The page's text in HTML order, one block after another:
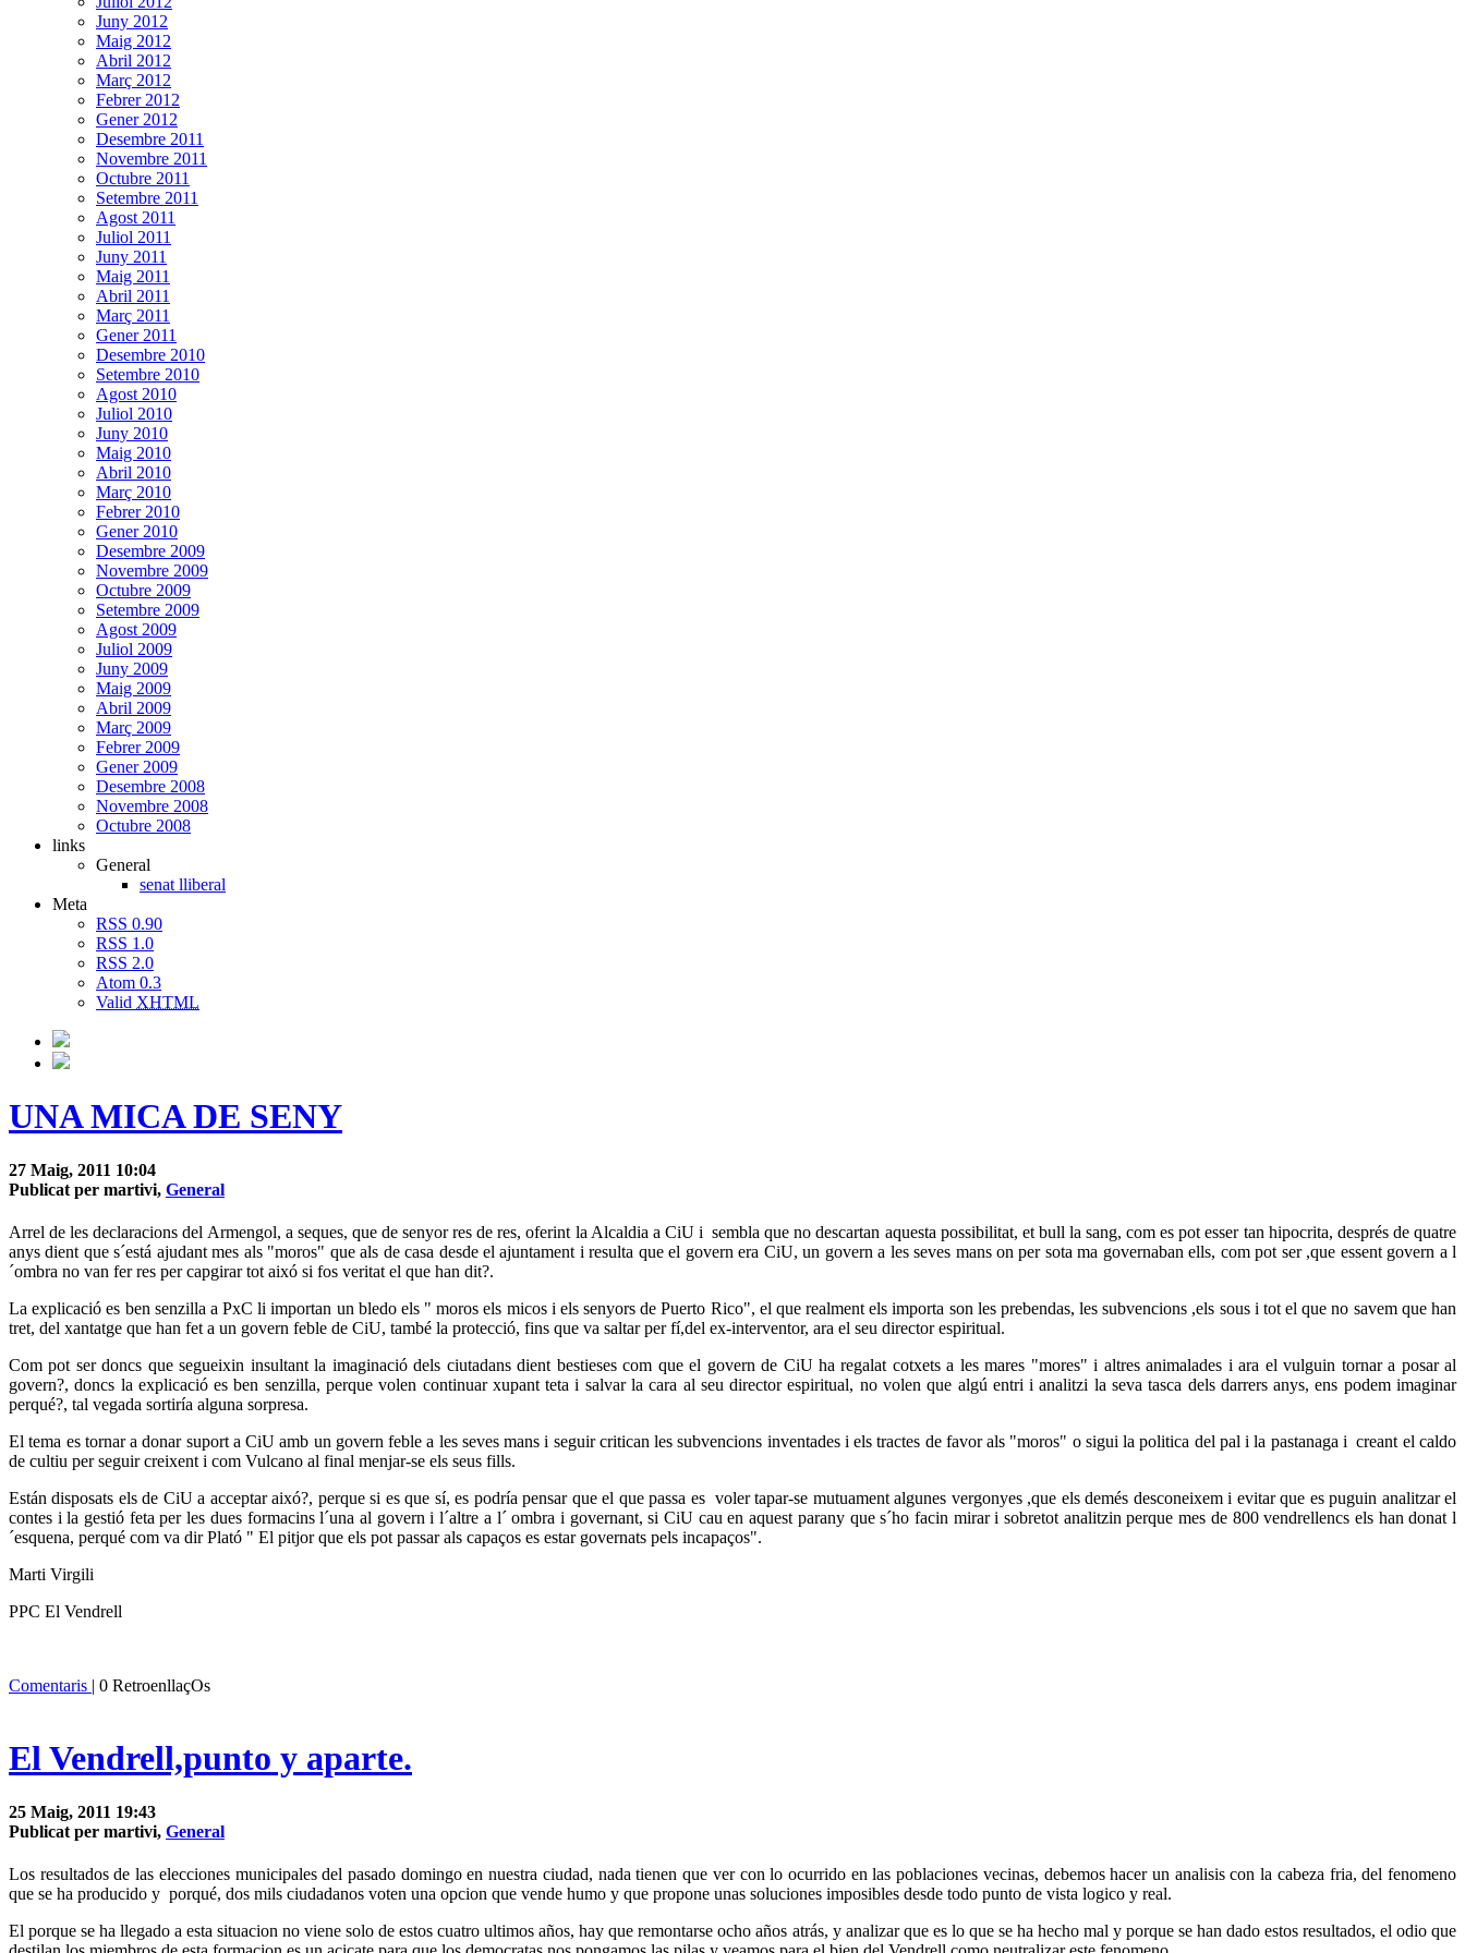
Juny 2012
Maig 2012
Abril 2012
Març 2012
Febrer 2012
Gener 2012
Desembre 2011
Novembre 2011
Octubre 2011
Setembre 2011
Agost 2011
Juliol 2011
Juny 2011
Maig 2011
Abril 2011
Març 2011
Gener 2011
Desembre 2010
Setembre 2010
Agost 2010
Juliol 2010
Juny 2010
Maig 2010
Abril 2010
Març 2010
Febrer 2010
Gener 2010
Desembre 2009
Novembre 2009
Octubre 2009
Setembre 2009
Agost 2009
Juliol 2009
Juny 2009
Maig 2009
Abril 2009
Març 2009
Febrer 2009
Gener 2009
Desembre 2008
Novembre 2008
Octubre 2008
links
General
senat lliberal
Meta
RSS 0.90
RSS 1.0
RSS 2.0
Atom 0.3
Valid XHTML
UNA MICA DE SENY
27 Maig, 2011 10:04
Publicat per martivi, General
Arrel de les declaracions del Armengol, a seques, que de senyor res de res, oferint la Alcaldia a CiU i sembla que no descartan aquesta possibilitat, et bull la sang, com es pot esser tan hipocrita, després de quatre
anys dient que s´está ajudant mes als "moros" que als de casa desde el ajuntament i resulta que el govern era CiU, un govern a les seves mans on per sota ma governaban ells, com pot ser ,que essent govern a l
´ombra no van fer res per capgirar tot aixó si fos veritat el que han dit?.
La explicació es ben senzilla a PxC li importan un bledo els " moros els micos i els senyors de Puerto Rico", el que realment els importa son les prebendas, les subvencions ,els sous i tot el que no savem que han
tret, del xantatge que han fet a un govern feble de CiU, també la protecció, fins que va saltar per fí,del ex-interventor, ara el seu director espiritual.
Com pot ser doncs que segueixin insultant la imaginació dels ciutadans dient bestieses com que el govern de CiU ha regalat cotxets a les mares "mores" i altres animalades i ara el vulguin tornar a posar al
govern?, doncs la explicació es ben senzilla, perque volen continuar xupant teta i salvar la cara al seu director espiritual, no volen que algú entri i analitzi la seva tasca dels darrers anys, ens podem imaginar
perqué?, tal vegada sortiría alguna sorpresa.
El tema es tornar a donar suport a CiU amb un govern feble a les seves mans i seguir critican les subvencions inventades i els tractes de favor als "moros" o sigui la politica del pal i la pastanaga i creant el caldo
de cultiu per seguir creixent i com Vulcano al final menjar-se els seus fills.
Están disposats els de CiU a acceptar aixó?, perque si es que sí, es podría pensar que el que passa es voler tapar-se mutuament algunes vergonyes ,que els demés desconeixem i evitar que es puguin analitzar el
contes i la gestió feta per les dues formacins l´una al govern i l´altre a l´ ombra i governant, si CiU cau en aquest parany que s´ho facin mirar i sobretot analitzin perque mes de 800 vendrellencs els han donat l
´esquena, perqué com va dir Plató " El pitjor que els pot passar als capaços es estar governats pels incapaços".
Marti Virgili
PPC El Vendrell
Comentaris | 0 RetroenllaçOs
El Vendrell,punto y aparte.
25 Maig, 2011 19:43
Publicat per martivi, General
Los resultados de las elecciones municipales del pasado domingo en nuestra ciudad, nada tienen que ver con lo ocurrido en las poblaciones vecinas, debemos hacer un analisis con la cabeza fria, del fenomeno
que se ha producido y porqué, dos mils ciudadanos voten una opcion que vende humo y que propone unas soluciones imposibles desde todo punto de vista logico y real.
El porque se ha llegado a esta situacion no viene solo de estos cuatro ultimos años, hay que remontarse ocho años atrás, y analizar que es lo que se ha hecho mal y porque se han dado estos resultados, el odio que